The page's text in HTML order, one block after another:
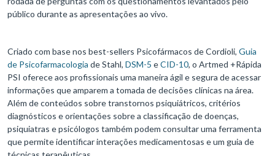
público durante as apresentações ao vivo.
Criado com base nos best-sellers Psicofármacos de Cordioli, Guia
de Psicofarmacologia de Stahl, DSM-5 eCID-10, o Artmed +Rápida
PSI oferece aos profissionais uma maneira ágil e segura de acessar
informações que amparem a tomada de decisões clínicas na área.
Além de conteúdos sobre transtornos psiquiátricos, critérios
diagnósticos e orientações sobre a classificação de doenças,
psiquiatras e psicólogos também podem consultar uma ferramenta
que permite identificar interações medicamentosas e um guia de